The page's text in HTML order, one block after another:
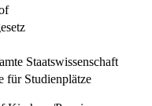
Staatswissenschaft
für Studienplätze